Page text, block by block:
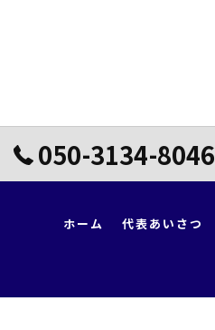
050-3134-8046
ホーム 代表あいさつ